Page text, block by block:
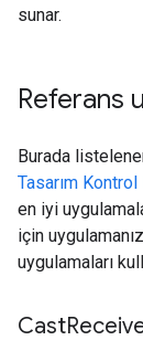
sunar.
Referans
Burada
Tasarım
en iyi
için
uygulamaları
Cast